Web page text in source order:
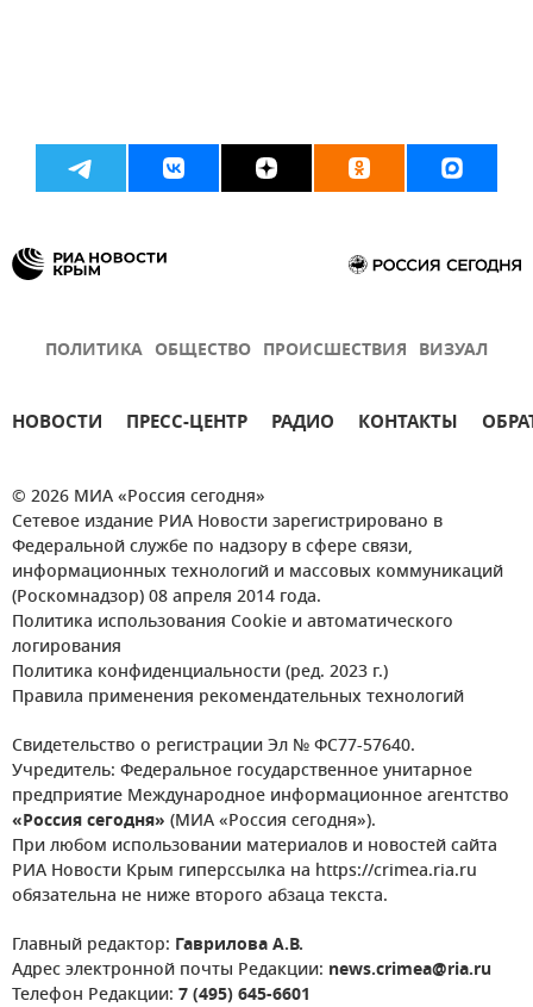
ПОЛИТИКА ОБЩЕСТВО ПРОИСШЕСТВИЯ ВИЗУАЛ
НОВОСТИ ПРЕСС-ЦЕНТР РАДИО КОНТАКТЫ
© 2026 МИА «Россия сегодня»
Сетевое издание РИА Новости зарегистрировано в
Федеральной службе по надзору в сфере связи,
информационных технологий и массовых коммуникаций
(Роскомнадзор) 08 апреля 2014 года.
Политика использования Cookie и автоматического
логирования
Политика конфиденциальности (ред. 2023 г.)
Правила применения рекомендательных технологий
Свидетельство о регистрации Эл № ФС77-57640.
Учредитель: Федеральное государственное унитарное
предприятие Международное информационное агентство
«Россия сегодня» (МИА «Россия сегодня»).
При любом использовании материалов и новостей сайта
РИА Новости Крым гиперссылка на https://crimea.ria.ru
обязательна не ниже второго абзаца текста.
Главный редактор: Гаврилова А.В.
Адрес электронной почты Редакции: news.crimea@ria.ru
Телефон Редакции: 7 (495) 645-6601